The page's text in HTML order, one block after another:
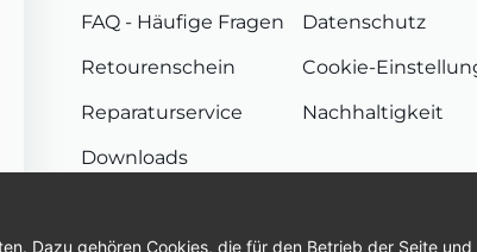
FAQ - Häufige Fragen
Retourenschein
Reparaturservice
Downloads
Datenschutz
Cookie-
Nachhaltigkeit